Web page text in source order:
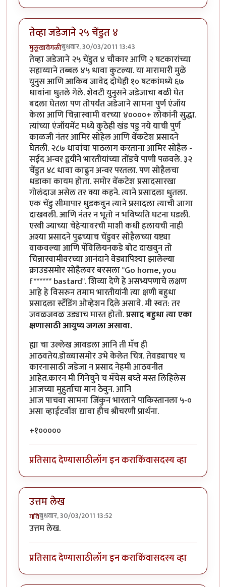
तेव्हा जडेजाने २५ चेंडुत ४
मुलूखावेगळीबुधवार, 30/03/2011 13:43
तेव्हा जडेजाने २५ चेंडुत ४ चौकार आणि २ षटकारांच्या
सहाय्याने तब्बल ४५ धावा कुटल्या. या मारामारी मुळे
युनुस आणि आकिब जावेद दोघेही १० षटकांमध्ये ६७
धावांना धुतले गेले. शेवटी युनुसने जडेजाचा बळी घेत
बदला घेतला पण तोपर्यंत जडेजाने सामना पुर्ण एंजॉय
केला आणि चिन्नास्वामी वरच्या ४००००+ लोकांनी सुद्धा.
त्यांच्या एंजॉयमेंट मध्ये कुठेही खंड पडु नये याची पुर्ण
काळजी नंतर आमिर सोहेल आणि वेंकटेश प्रसादने
घेतली. २८७ धावांचा पाठलाग करताना आमिर सोहैल -
सईद अन्वर द्वयीने भारतीयांच्या तोंडचे पाणी पळवले. ३२
चेंडुत ४८ धावा काढुन अन्वर परतला. पण सोहैलचा
धडाका कायम होता. समोर वेंकटेश प्रसादसारखा
गोलंदाज असेल तर क्या कहने. त्याने प्रसादला धुतला.
एक चेंडु सीमापार धुडकवुन त्याने प्रसादला त्याची जागा
दाखवली. आणि नंतर न भूतो न भविष्यति घटना घडली.
एरवी ज्याच्या चेहेर्‍यावरची माशी कधी हलायची नाही
अश्या प्रसादने पुढच्याच चेंडुवर सोहैलच्या यष्ट्या
वाकवल्या आणि पॅविलियनकडे बोट दाखवुन तो
चिन्नास्वामीवरच्या आनंदाने वेड्यापिश्या झालेल्या
क्राउडसमोर सोहैलवर बरसला "Go home, you
f****** bastard". शिव्या देणे हे असभ्यपणाचे लक्षण
आहे हे विसरुन तमाम भारतीयांनी त्या क्षणी बहुधा
प्रसादला स्टँडिंग ओव्हेशन दिले असावे. मी स्वत: तर
जवळजवळ उड्याच मारत होतो.प्रसाद बहुधा त्या एका
क्षणासाठी आयुष्य जगला असावा.
ह्या चा उल्लेख आवडला आनि ती मॅच ही
आठवतेय.डोळ्यासमोर उभे केलेत चित्र. तेवड्याच१ च
कारनासाठी जडेजा न प्रसाद नेहमी आठवनीत
आहेत.कारन मी गिनेचुने च मॅचेस बघ्ते मस्त लिहिलेस
आजच्या मुहुर्ताचा मान ठेवुन. आनि
आज पाचवा सामना जिंकुन भारताने पाकिस्तानला ५-०
असा व्हाईटवॉश द्यावा हीच श्रीचरणी प्रार्थना.
+१०००००
प्रतिसाद देण्यासाठीलॉग इन कराकिंवासदस्य व्हा
उत्तम लेख
गविबुधवार, 30/03/2011 13:52
उत्तम लेख.
प्रतिसाद देण्यासाठीलॉग इन कराकिंवासदस्य व्हा